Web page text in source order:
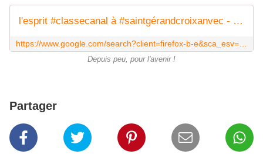
l'esprit #classecanal à #saintgérandcroixanvec - Google Search
Depuis peu, pour l'avenir !
Partager